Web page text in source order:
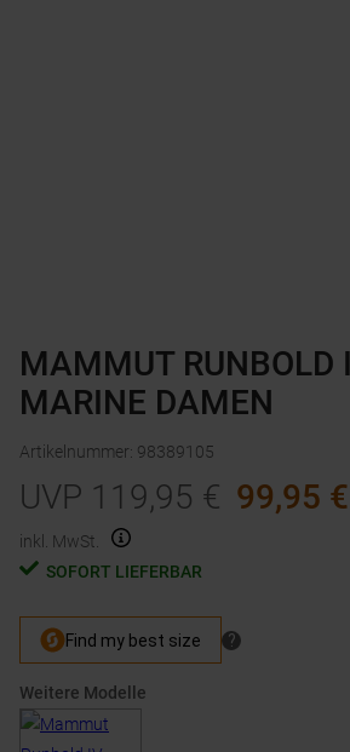
MAMMUT RUNBOLD
MARINE DAMEN
Artikelnummer: 98389105
UVP 119,95 € 99,95 €
inkl. MwSt.
SOFORT LIEFERBAR
Weitere Modelle